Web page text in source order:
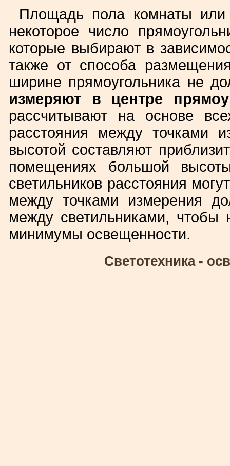
Площадь пола комнаты или
некоторое число
которые выбирают в
также от способа
ширине прямоугольника не
измеряют в центре
рассчитывают на основе
расстояния между точками
высотой составляют
помещениях большой
светильников расстояния
между точками измерения
между светильниками,
минимумы освещенности.
Светотехника -